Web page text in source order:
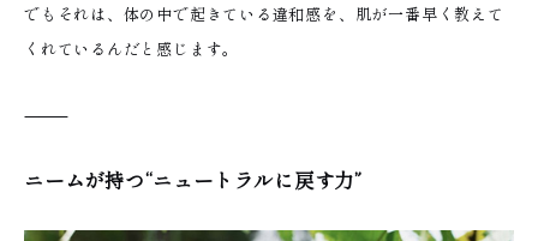
でもそれは、体の中で起きている違和感を、肌が一番早く教えて
くれているんだと感じます。
⸻
ニームが持つ“ニュートラルに戻す力”